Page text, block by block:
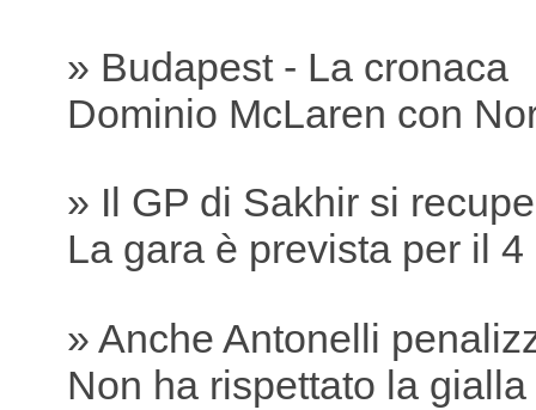
» Budapest - La cronaca
Dominio McLaren con
» Il GP di Sakhir si
La gara è prevista per il 4
» Anche Antonelli
Non ha rispettato la gialla